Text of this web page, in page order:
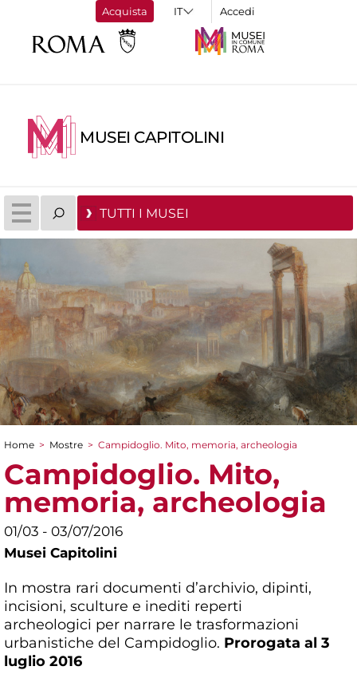
Acquista Accedi
MUSEI CAPITOLINI
TUTTI I MUSEI
Tu sei qui
Home > Mostre > Campidoglio. Mito, memoria, archeologia
Campidoglio. Mito,
memoria, archeologia
01/03 - 03/07/2016
Musei Capitolini
In mostra rari documenti d’archivio, dipinti,
incisioni, sculture e inediti reperti
archeologici per narrare le trasformazioni
urbanistiche del Campidoglio. Prorogata al 3
luglio 2016